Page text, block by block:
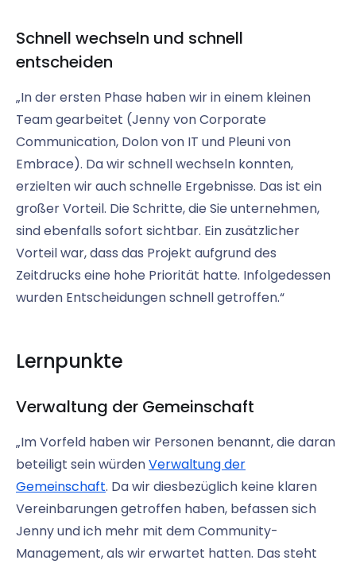
Schnell wechseln und schnell
entscheiden
„In der ersten Phase haben wir in einem kleinen
Team gearbeitet (Jenny von Corporate
Communication, Dolon von IT und Pleuni von
Embrace). Da wir schnell wechseln konnten,
erzielten wir auch schnelle Ergebnisse. Das ist ein
großer Vorteil. Die Schritte, die Sie unternehmen,
sind ebenfalls sofort sichtbar. Ein zusätzlicher
Vorteil war, dass das Projekt aufgrund des
Zeitdrucks eine hohe Priorität hatte. Infolgedessen
wurden Entscheidungen schnell getroffen.“
Lernpunkte
Verwaltung der Gemeinschaft
„Im Vorfeld haben wir Personen benannt, die daran
beteiligt sein würdenVerwaltung der
Gemeinschaft. Da wir diesbezüglich keine klaren
Vereinbarungen getroffen haben, befassen sich
Jenny und ich mehr mit dem Community-
Management, als wir erwartet hatten. Das steht